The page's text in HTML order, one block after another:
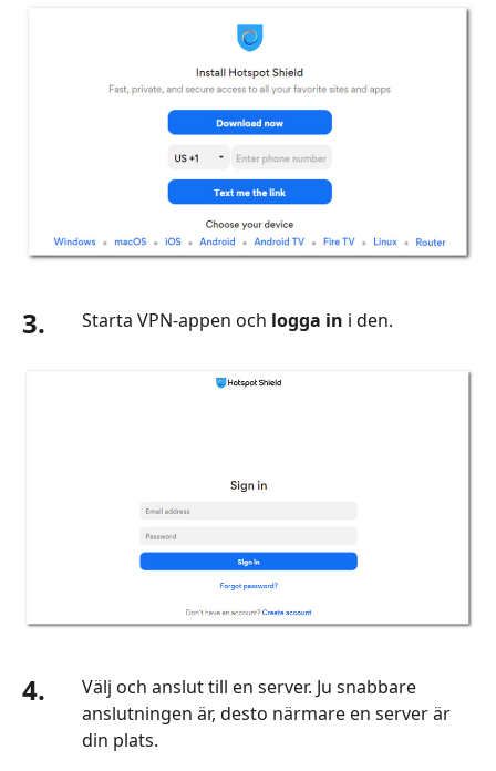
3. Starta VPN-appen och logga in i den.
4.
Välj och anslut till en server. Ju snabbare
anslutningen är, desto närmare en server är
din plats.